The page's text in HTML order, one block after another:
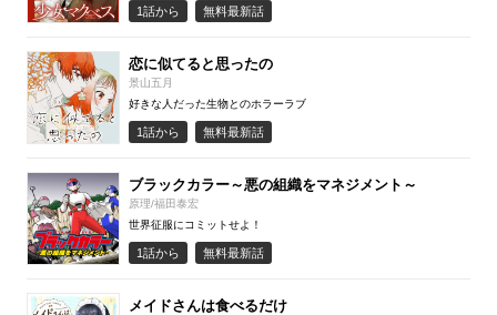
1話から 無料最新話
恋に似てると思ったの
景山五月
好きな人だった生物とのホラーラブ
1話から 無料最新話
ブラックカラー～悪の組織をマネジメント～
原理/福田泰宏
世界征服にコミットせよ！
1話から 無料最新話
メイドさんは食べるだけ